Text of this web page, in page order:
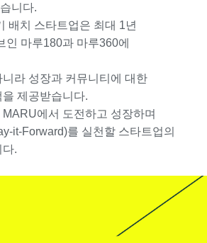
니다.
배치 스타트업은 최대 1년
인 마루180과 마루360에
라 성장과 커뮤니티에 대한
제공받습니다.
에서 도전하고 성장하며
it-Forward)를 실천할 스타트업의
다.